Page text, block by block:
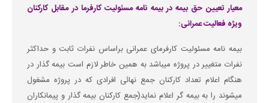
معیار تعیین حق بیمه در بیمه نامه مسئولیت کارفرما در مقابل کارکنان
ویژه فعالیت عمرانی:
بیمه نامه مسئولیت کارفرمای عمرانی براساس نفرات ثابت و حداکثر
نفرات متغییر در پروژه میباشد به همین خاطر لازم است بیمه گذار در
هنگام اعلام تعداد کارکنان جمع نهائی افرادی که در پروژه مشغول
میشوند را به بیمه گر اعلام نماید(جمع کارکنان بیمه گذار و پیمانکاران